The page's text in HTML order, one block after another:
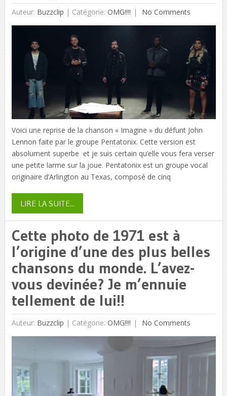
Auteur: Buzzclip | Catégorie: OMG!!!! No Comments
Voici une reprise de la chanson « Imagine » du défunt John
Lennon faite par le groupe Pentatonix. Cette version est
absolument superbe et je suis certain qu’elle vous fera verser
une petite larme sur la joue. Pentatonix est un groupe vocal
originaire d’Arlington au Texas, composé de cinq
LIRE LA SUITE...
Cette photo de 1971 est à
l’origine d’une des plus belles
chansons du monde. L’avez-
vous devinée? Je m’ennuie
tellement de lui!!
Auteur: Buzzclip | Catégorie: OMG!!!! No Comments